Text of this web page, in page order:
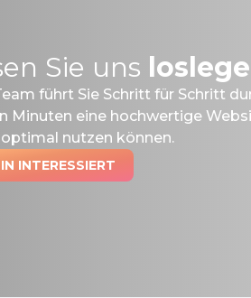
Sie uns
führt Sie Schritt für Schritt
Minuten eine hochwertige
optimal nutzen können.
INTERESSIERT